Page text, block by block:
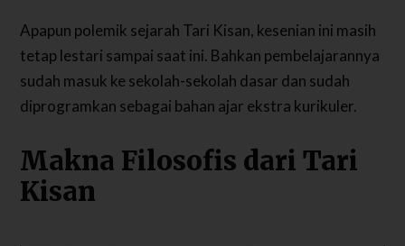
Apapun polemik sejarah Tari Kisan, kesenian ini masih
tetap lestari sampai saat ini. Bahkan pembelajarannya
sudah masuk ke sekolah-sekolah dasar dan sudah
diprogramkan sebagai bahan ajar ekstra kurikuler.
Makna Filosofis dari Tari
Kisan